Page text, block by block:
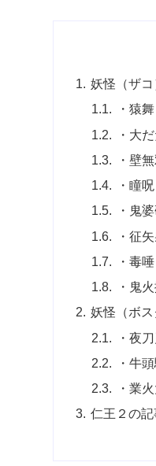
妖怪（ザコ
・猿
・大
・壁
・瞳
・鬼
・征
・毒
・鬼
妖怪（ボス
・夜
・牛
・業
仁王２の